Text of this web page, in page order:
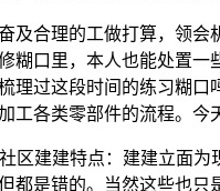
合理的工做打算，领会
糊口里，本人也能处置
理过这段时间的练习糊
工各类零部件的流程。
建建特点：建建立面为
都是错的。当然这些也